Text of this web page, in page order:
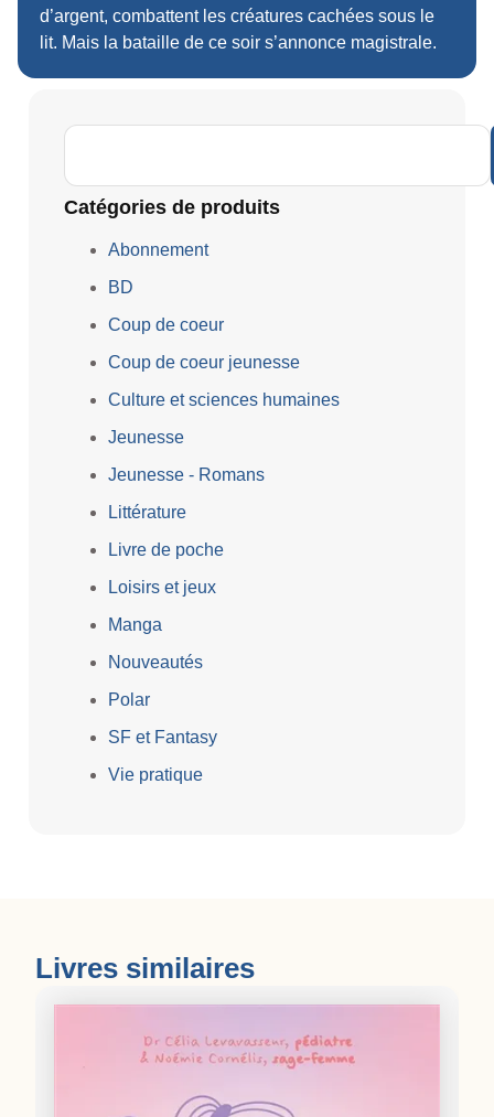
d’argent, combattent les créatures cachées sous le
lit. Mais la bataille de ce soir s’annonce magistrale.
Catégories de produits
Abonnement
BD
Coup de coeur
Coup de coeur jeunesse
Culture et sciences humaines
Jeunesse
Jeunesse - Romans
Littérature
Livre de poche
Loisirs et jeux
Manga
Nouveautés
Polar
SF et Fantasy
Vie pratique
Livres similaires